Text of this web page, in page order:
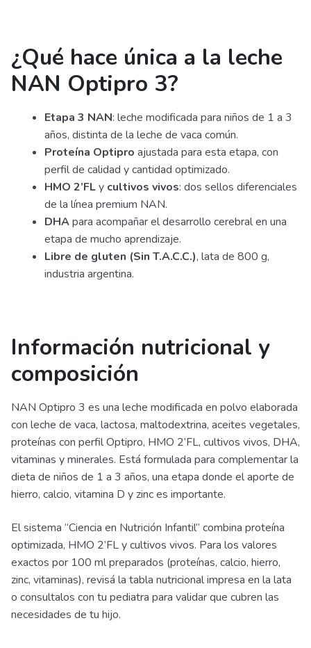
¿Qué hace única a la leche
NAN Optipro 3?
Etapa 3 NAN: leche modificada para niños de 1 a 3
años, distinta de la leche de vaca común.
Proteína Optipro ajustada para esta etapa, con
perfil de calidad y cantidad optimizado.
HMO 2’FLy cultivos vivos: dos sellos diferenciales
de la línea premium NAN.
DHApara acompañar el desarrollo cerebral en una
etapa de mucho aprendizaje.
Libre de gluten (Sin T.A.C.C.), lata de 800 g,
industria argentina.
Información nutricional y
composición
NAN Optipro 3 es una leche modificada en polvo elaborada
con leche de vaca, lactosa, maltodextrina, aceites vegetales,
proteínas con perfil Optipro, HMO 2’FL, cultivos vivos, DHA,
vitaminas y minerales. Está formulada para complementar la
dieta de niños de 1 a 3 años, una etapa donde el aporte de
hierro, calcio, vitamina D y zinc es importante.
El sistema “Ciencia en Nutrición Infantil” combina proteína
optimizada, HMO 2’FL y cultivos vivos. Para los valores
exactos por 100 ml preparados (proteínas, calcio, hierro,
zinc, vitaminas), revisá la tabla nutricional impresa en la lata
o consultalos con tu pediatra para validar que cubren las
necesidades de tu hijo.